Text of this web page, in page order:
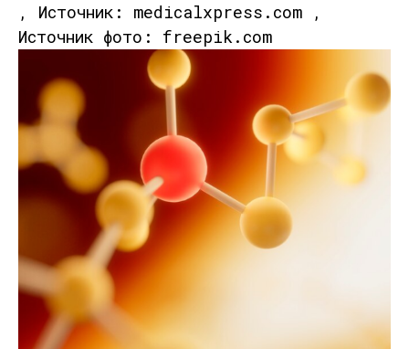
, Источник: medicalxpress.com ,
Источник фото: freepik.com